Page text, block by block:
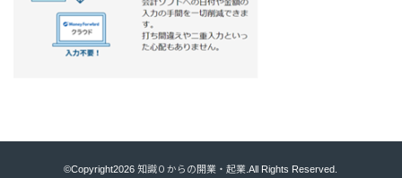
©Copyright2026知識０からの開業・起業 .All Rights Reserved.